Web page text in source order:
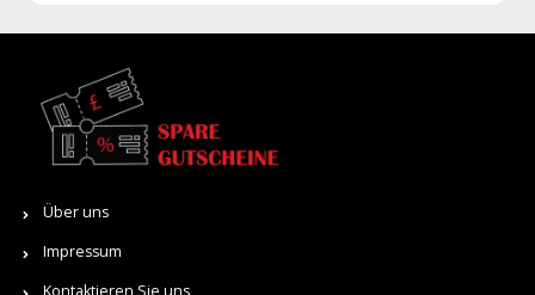
Über uns
Impressum
Kontaktieren Sie uns